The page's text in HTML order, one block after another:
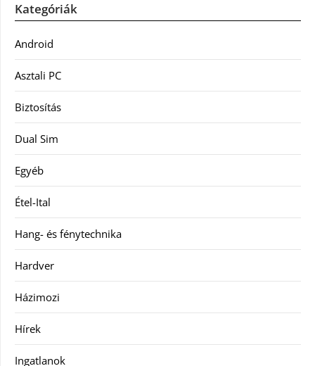
Kategóriák
Android
Asztali PC
Biztosítás
Dual Sim
Egyéb
Étel-Ital
Hang- és fénytechnika
Hardver
Házimozi
Hírek
Ingatlanok